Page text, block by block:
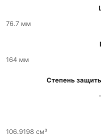
76.7 мм
164 мм
Степень
106.9198 см³